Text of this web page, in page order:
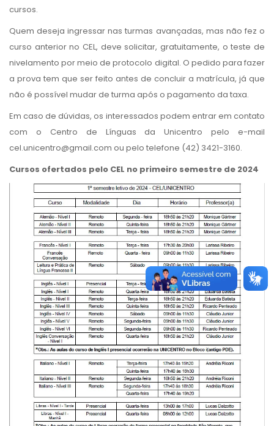
cursos.
Quem deseja ingressar nas turmas avançadas, mas não fez o
curso anterior no CEL, deve solicitar, gratuitamente, o teste de
nivelamento por meio de protocolo digital. O pedido para fazer
a prova tem que ser feito antes de concluir a matrícula, já que
não é possível mudar de turma após o pagamento da taxa.
Em caso de dúvidas, os interessados podem entrar em contato
com o Centro de Línguas da Unicentro pelo e-mail
cel.unicentro@gmail.com ou pelo telefone (42) 3421-3160.
Cursos ofertados pelo CEL no primeiro semestre de 2024